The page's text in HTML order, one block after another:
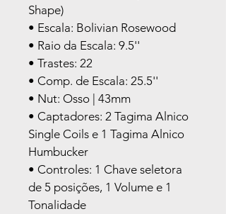
Shape)
• Escala: Bolivian Rosewood
• Raio da Escala: 9.5''
• Trastes: 22
• Comp. de Escala: 25.5''
• Nut: Osso | 43mm
• Captadores: 2 Tagima Alnico
Single Coils e 1 Tagima Alnico
Humbucker
• Controles: 1 Chave seletora
de 5 posições, 1 Volume e 1
Tonalidade